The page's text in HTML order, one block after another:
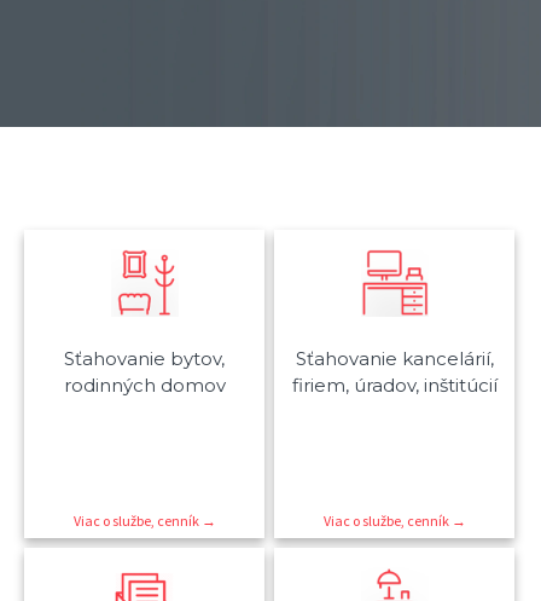
Sťahovanie bytov,
rodinných domov
Viac o službe, cenník →
Sťahovanie kancelárií,
firiem, úradov, inštitúcií
Viac o službe, cenník →